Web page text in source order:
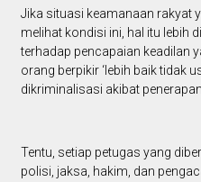
Jika situasi keamanaan rakyat
melihat kondisi ini, hal itu lebih
terhadap pencapaian keadilan
orang berpikir ‘lebih baik tidak
dikriminalisasi akibat
Tentu, setiap petugas yang
polisi, jaksa, hakim, dan